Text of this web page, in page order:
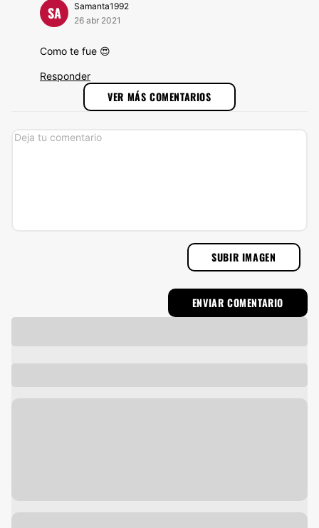
SA
Samanta1992
26 abr 2021
Como te fue 😍
Responder
VER MÁS COMENTARIOS
SUBIR IMAGEN